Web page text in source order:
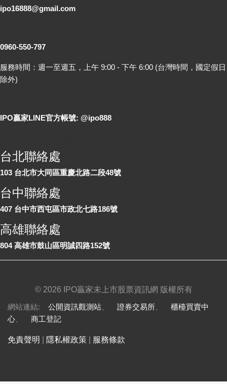
ipo16888@gmail.com
0960-550-797
服務時間：週一至週五，上午 9:00 - 下午 6:00 (台灣時間，國定假日
除外)
IPO贏家LINE官方帳號: @ipo888
台北聯絡處
103 台北市大同區重慶北路二段48號
台中聯絡處
407 台中市西屯區市政北七路186號
高雄聯絡處
804 高雄市鼓山區明誠四路152號
© 2026 IPO贏家未上市股票資訊網 版權所有
網站連結: 公開資訊觀測站 證券交易所
櫃檯買賣中
心
商工登記
免責聲明 隱私權政策 服務條款